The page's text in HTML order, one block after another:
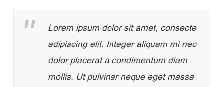
Lorem ipsum dolor sit amet, consecte
adipiscing elit. Integer aliquam mi nec
dolor placerat a condimentum diam
mollis. Ut pulvinar neque eget massa